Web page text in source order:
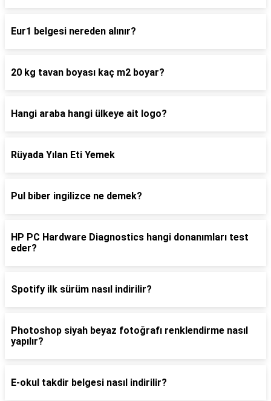
Eur1 belgesi nereden alınır?
20 kg tavan boyası kaç m2 boyar?
Hangi araba hangi ülkeye ait logo?
Rüyada Yılan Eti Yemek
Pul biber ingilizce ne demek?
HP PC Hardware Diagnostics hangi donanımları test
eder?
Spotify ilk sürüm nasıl indirilir?
Photoshop siyah beyaz fotoğrafı renklendirme nasıl
yapılır?
E-okul takdir belgesi nasıl indirilir?